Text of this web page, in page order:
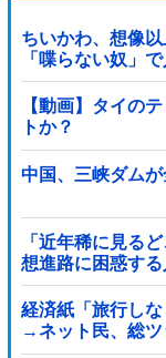
ちいかわ、想像
「喋らない奴」
【動画】タイの
トか？
中国、三峡ダム
「近年稀に見る
想進路に困惑す
いんだけど……
経済紙「旅行しな
→ネット民、総ツ